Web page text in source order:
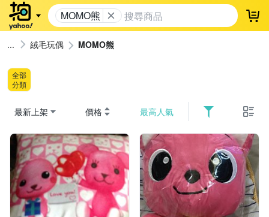
MOMO熊 登
絨毛玩偶 MOMO熊
全部
分類
最新上架 價格 最高人氣